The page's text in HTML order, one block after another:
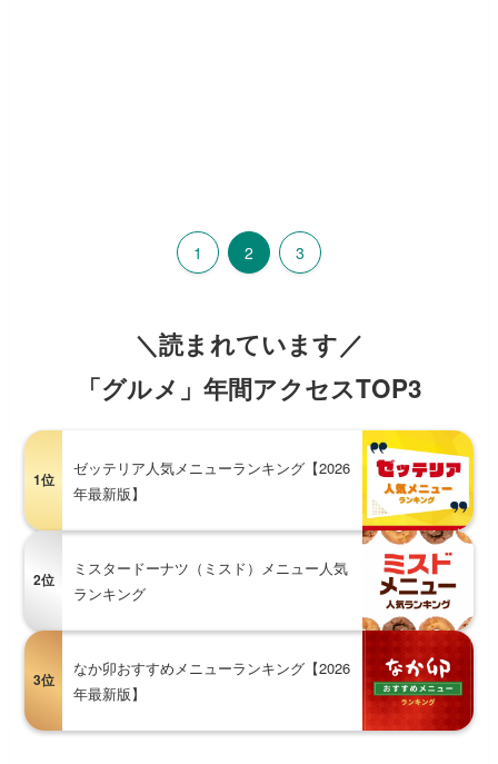
1 2 3
＼読まれています／
「グルメ」年間アクセスTOP3
1位
ゼッテリア人気メニューランキング【2026
年最新版】
2位
ミスタードーナツ（ミスド）メニュー人気
ランキング
3位
なか卯おすすめメニューランキング【2026
年最新版】